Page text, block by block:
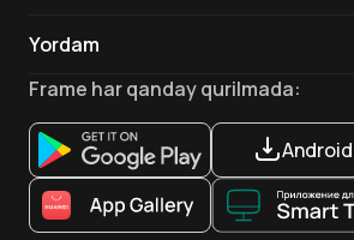
Yordam
Aloqa
Ilovalar
Frame har qanday qurilmada:
Android